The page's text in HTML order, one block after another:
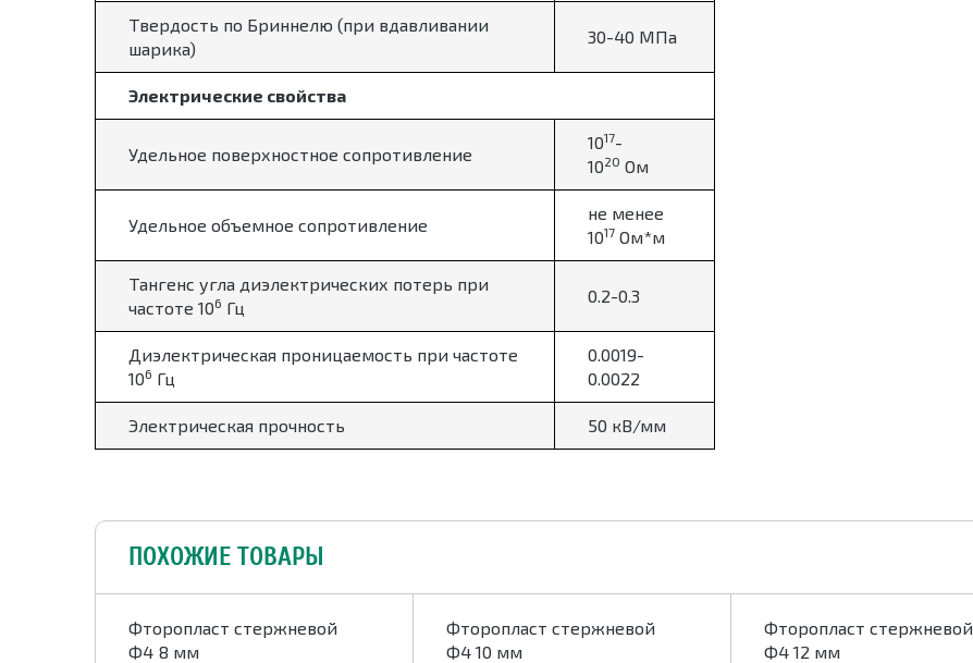
Твердость по Бриннелю (при вдавливании
шарика)
30-40 МПа
Электрические свойства
Удельное поверхностное сопротивление
1017-
1020 Ом
Удельное объемное сопротивление
не менее
1017 Ом*м
Тангенс угла диэлектрических потерь при
частоте 106 Гц
0.2-0.3
Диэлектрическая проницаемость при частоте
106 Гц
0.0019-
0.0022
Электрическая прочность 50 кВ/мм
ПОХОЖИЕ ТОВАРЫ
Фторопласт стержневой
Ф4 8 мм
Фторопласт стержневой
Ф4 10 мм
Фторопласт стержневой
Ф4 12 мм